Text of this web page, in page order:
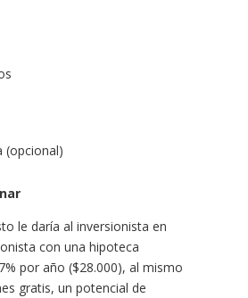
(opcional)
le daría al inversionista en
con una hipoteca
por año ($28.000), al mismo
gratis, un potencial de